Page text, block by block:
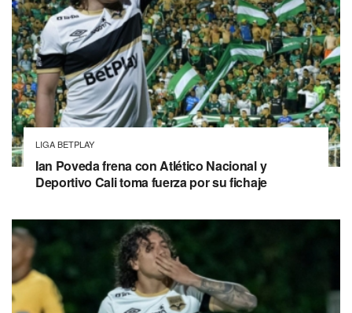
LIGA BETPLAY
Ian Poveda frena con Atlético Nacional y
Deportivo Cali toma fuerza por su fichaje